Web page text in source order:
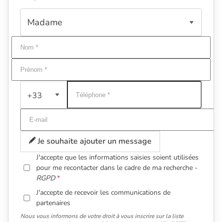
+33
Je souhaite ajouter un message
J'accepte que les informations saisies soient utilisées
pour me recontacter dans le cadre de ma recherche -
RGPD
J'accepte de recevoir les communications de
partenaires
Nous vous informons de votre droit à vous inscrire sur la liste